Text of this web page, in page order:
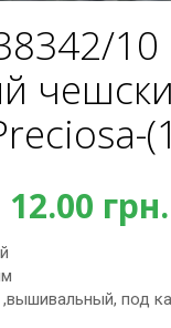
10
составляла
14.00
12.00 грн.
под